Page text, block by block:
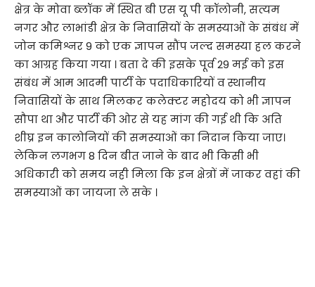
क्षेत्र के मोवा ब्लॉक में स्थित बी एस यू पी कॉलोनी, सत्यम
नगर और लाभांडी क्षेत्र के निवासियों के समस्याओं के संबंध में
जोन कमिश्नर 9 को एक ज्ञापन सौंप जल्द समस्या हल करने
का आग्रह किया गया । बता दे की इसके पूर्व 29 मई को इस
संबंध में आम आदमी पार्टी के पदाधिकारियों व स्थानीय
निवासियों के साथ मिलकर कलेक्टर महोदय को भी ज्ञापन
सौपा था और पार्टी की ओर से यह मांग की गई थी कि अति
शीघ्र इन कालोनियों की समस्याओं का निदान किया जाए।
लेकिन लगभग 8 दिन बीत जाने के बाद भी किसी भी
अधिकारी को समय नही मिला कि इन क्षेत्रों में जाकर वहां की
समस्याओं का जायजा ले सके ।